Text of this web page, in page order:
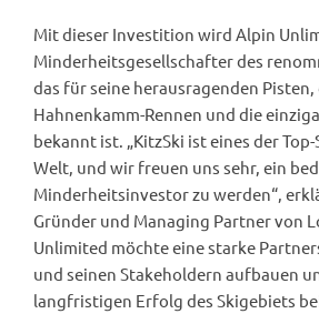
Mit dieser Investition wird Alpin
Minderheitsgesellschafter des
das für seine herausragenden
Hahnenkamm-Rennen und die
bekannt ist. „KitzSki ist eines der
Welt, und wir freuen uns sehr, ein
Minderheitsinvestor zu werden“,
Gründer und Managing Partner von
Unlimited möchte eine starke
und seinen Stakeholdern aufbauen
langfristigen Erfolg des Skigebiets